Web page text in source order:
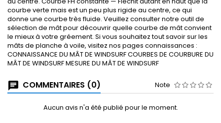
courbe verte mais est un peu plus rigide au centre, ce qui
donne une courbe très fluide. Veuillez consulter notre outil de
sélection de mât pour découvrir quelle courbe de mât convient
le mieux à votre gréement. Si vous souhaitez tout savoir sur les
mâts de planche à voile, visitez nos pages connaissances :
CONNAISSANCE DU MÂT DE WINDSURF COURBES DE COURBURE DU
MÂT DE WINDSURF MESURE DU MÂT DE WINDSURF
COMMENTAIRES (0) Note
Aucun avis n'a été publié pour le moment.